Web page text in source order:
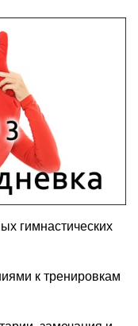
гимнастических
к тренировкам